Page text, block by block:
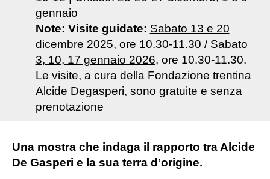
gennaio
Note: Visite guidate: Sabato 13 e 20
dicembre 2025, ore 10.30-11.30 / Sabato
3, 10, 17 gennaio 2026, ore 10.30-11.30.
Le visite, a cura della Fondazione trentina
Alcide Degasperi, sono gratuite e senza
prenotazione
Una mostra che indaga il rapporto tra Alcide
De Gasperi e la sua terra d’origine.